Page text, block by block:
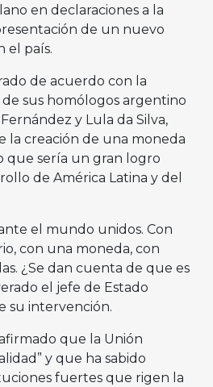
en declaraciones a la
de un nuevo
el país.
de acuerdo con la
sus homólogos argentino
y Lula da Silva,
la creación de una moneda
que sería un gran logro
de América Latina y del
el mundo unidos. Con
con una moneda, con
¿Se dan cuenta de que es
el jefe de Estado
su intervención.
que la Unión
y que ha sabido
fuertes que rigen la